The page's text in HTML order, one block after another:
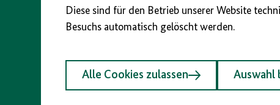
Diese sind für den Betrieb unserer Website
Besuchs automatisch gelöscht werden.
Alle Cookies zulassen Auswahl